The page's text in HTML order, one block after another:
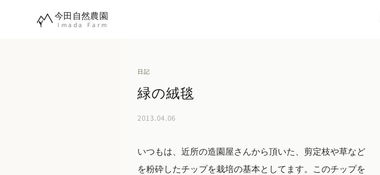
今田自然農園
Imada Farm
日記
緑の絨毯
2013.04.06
いつもは、近所の造園屋さんから頂いた、剪定枝や草など
を粉砕したチップを栽培の基本としてます。このチップを